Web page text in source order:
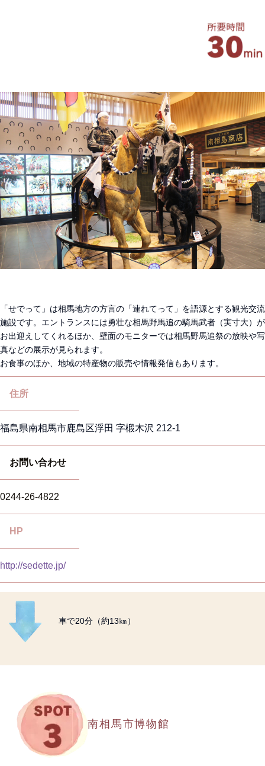
「せでって」は相馬地方の方言の「連れてって」を語源とする観光交流
施設です。エントランスには勇壮な相馬野馬追の騎馬武者（実寸大）が
お出迎えしてくれるほか、壁面のモニターでは相馬野馬追祭の放映や写
真などの展示が見られます。
お食事のほか、地域の特産物の販売や情報発信もあります。
住所
福島県南相馬市鹿島区浮田 字椴木沢 212-1
お問い合わせ
0244-26-4822
HP
http://sedette.jp/
車で20分（約13㎞）
南相馬市博物館